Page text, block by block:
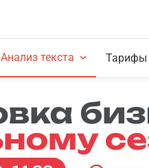
Анализ текста Тарифы